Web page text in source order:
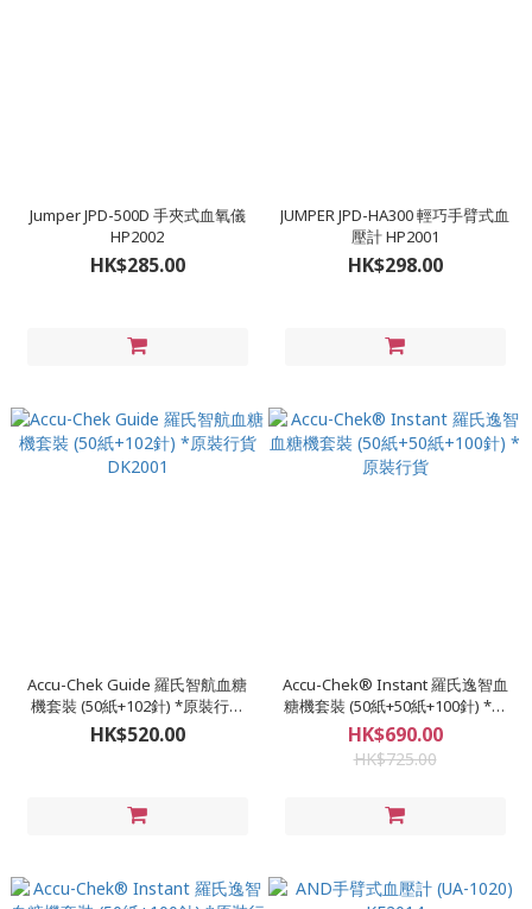
Jumper JPD-500D 手夾式血氧儀
HP2002
HK$285.00
JUMPER JPD-HA300 輕巧手臂式血
壓計 HP2001
HK$298.00
Accu-Chek Guide 羅氏智航血糖
機套裝 (50紙+102針) *原裝行貨
DK2001
HK$520.00
Accu-Chek® Instant 羅氏逸智血
糖機套裝 (50紙+50紙+100針) *原
裝行貨
HK$690.00
HK$725.00